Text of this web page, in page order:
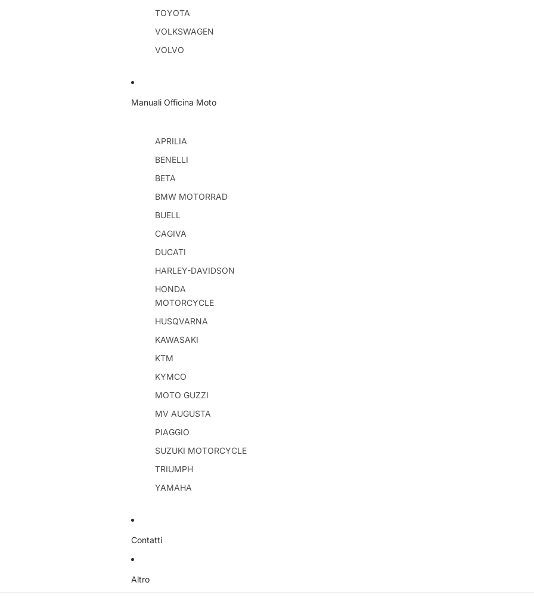
TOYOTA
VOLKSWAGEN
VOLVO
Manuali Officina Moto
APRILIA
BENELLI
BETA
BMW MOTORRAD
BUELL
CAGIVA
DUCATI
HARLEY-DAVIDSON
HONDA
MOTORCYCLE
HUSQVARNA
KAWASAKI
KTM
KYMCO
MOTO GUZZI
MV AUGUSTA
PIAGGIO
SUZUKI MOTORCYCLE
TRIUMPH
YAMAHA
Contatti
Altro